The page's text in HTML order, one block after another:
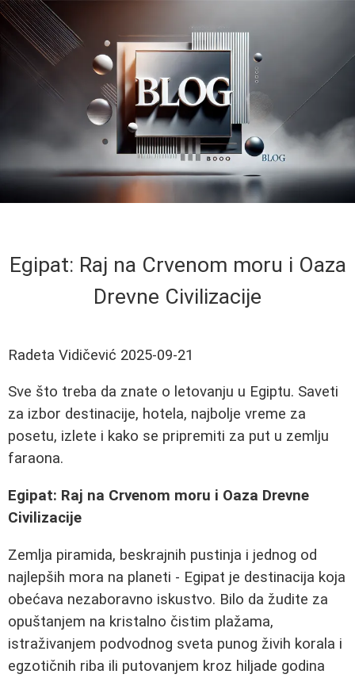
Egipat: Raj na Crvenom moru i Oaza
Drevne Civilizacije
Radeta Vidičević 2025-09-21
Sve što treba da znate o letovanju u Egiptu. Saveti
za izbor destinacije, hotela, najbolje vreme za
posetu, izlete i kako se pripremiti za put u zemlju
faraona.
Egipat: Raj na Crvenom moru i Oaza Drevne
Civilizacije
Zemlja piramida, beskrajnih pustinja i jednog od
najlepših mora na planeti - Egipat je destinacija koja
obećava nezaboravno iskustvo. Bilo da žudite za
opuštanjem na kristalno čistim plažama,
istraživanjem podvodnog sveta punog živih korala i
egzotičnih riba ili putovanjem kroz hiljade godina